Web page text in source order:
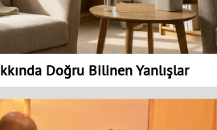
Doğru Bilinen Yanlışlar